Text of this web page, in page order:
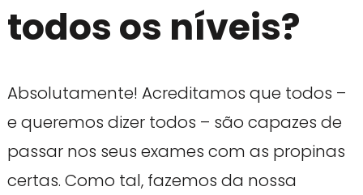
todos os níveis?
Absolutamente! Acreditamos que todos –
e queremos dizer todos – são capazes de
passar nos seus exames com as propinas
certas. Como tal, fazemos da nossa